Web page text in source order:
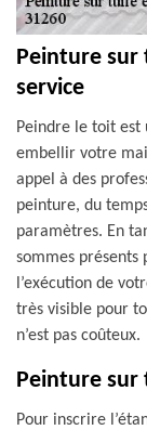
Peinture sur
service
Peindre le toit
embellir votre
appel à des
peinture, du
paramètres. En
sommes présents
l’exécution de
très visible pour
n’est pas coûteux.
Peinture
Pour inscrire